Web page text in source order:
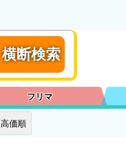
横断検索
フリマ
高価順